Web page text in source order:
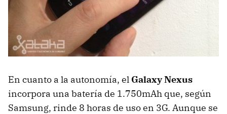
En cuanto a la autonomía, el Galaxy Nexus
incorpora una batería de 1.750mAh que, según
Samsung, rinde 8 horas de uso en 3G. Aunque se